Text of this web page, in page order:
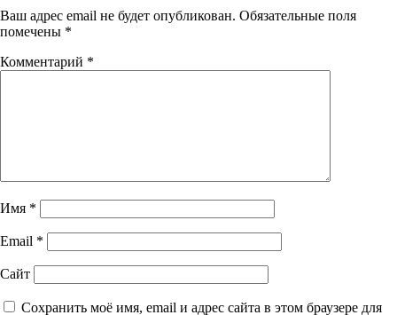
Ваш адрес email не будет опубликован. Обязательные поля
помечены *
Комментарий *
Имя *
Email *
Сайт
Сохранить моё имя, email и адрес сайта в этом браузере для